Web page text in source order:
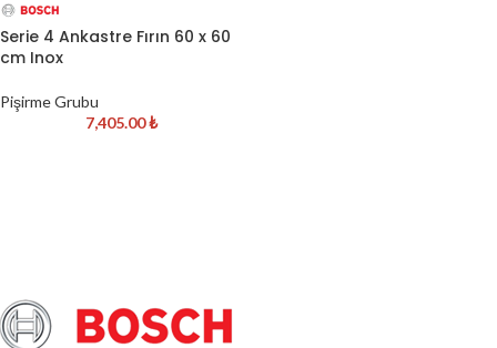
Serie 4 Ankastre Fırın 60 x 60
cm Inox
Pişirme Grubu
7,405.00₺